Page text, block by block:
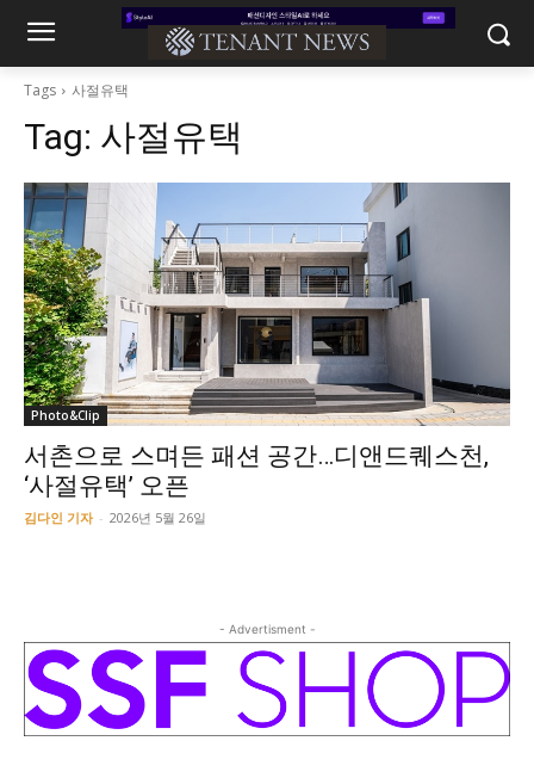
Tags 사절유택
Tag: 사절유택
Photo&Clip
서촌으로 스며든 패션 공간…디앤드퀘스천,
‘사절유택’ 오픈
김다인 기자 - 2026년 5월 26일
- Advertisment -